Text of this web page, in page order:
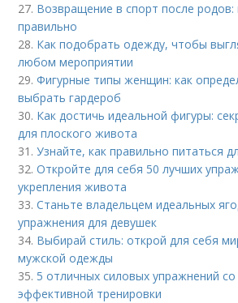
27. Возвращение в спорт после родов:
правильно
28. Как подобрать одежду, чтобы
любом мероприятии
29.Фигурные типы женщин: как
выбрать гардероб
30. Как достичь идеальной фигуры:
для плоского живота
31.Узнайте, как правильно питаться
32.Откройте для себя 50 лучших
укрепления живота
33.Станьте владельцем идеальных
упражнения для девушек
34. Выбирай стиль: открой для себя
мужской одежды
35. 5 отличных силовых упражнений
эффективной тренировки